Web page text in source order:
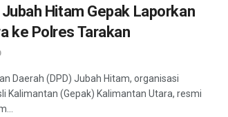
Hitam Gepak Laporkan
ke Polres Tarakan
Daerah (DPD) Jubah Hitam, organisasi
Kalimantan (Gepak) Kalimantan Utara, resmi